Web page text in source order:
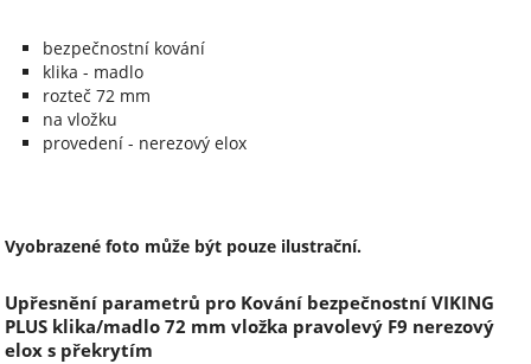
bezpečnostní kování
klika - madlo
rozteč 72 mm
na vložku
provedení - nerezový elox
Vyobrazené foto může být pouze ilustrační.
Upřesnění parametrů pro Kování bezpečnostní VIKING
PLUS klika/madlo 72 mm vložka pravolevý F9 nerezový
elox s překrytím